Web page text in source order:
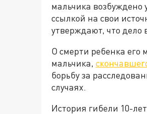
мальчика возбуждено
ссылкой на свои
утверждают, что дело
О смерти ребенка
мальчика,
борьбу за
случаях.
История гибели 10-